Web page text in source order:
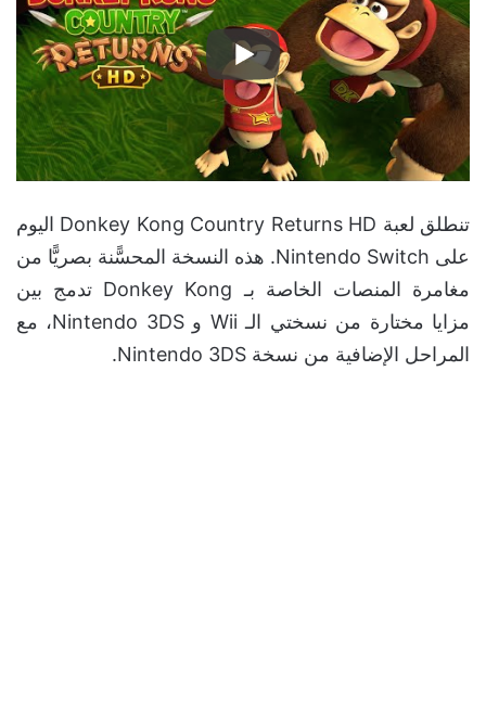
تنطلق لعبة Donkey Kong Country Returns HD اليوم
على Nintendo Switch. هذه النسخة المحسًّنة بصريًّا من
مغامرة المنصات الخاصة بـ Donkey Kong تدمج بين
مزايا مختارة من نسختي الـ Wii و Nintendo 3DS، مع
المراحل الإضافية من نسخة Nintendo 3DS.